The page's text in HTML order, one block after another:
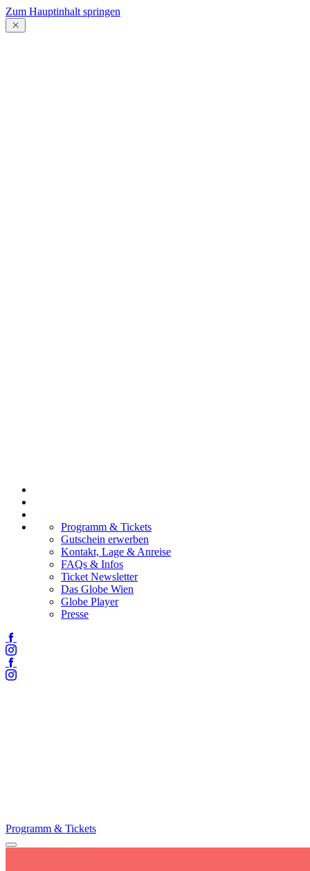
Zum Hauptinhalt springen
Menü
schließen
Programm & Tickets
Gutschein erwerben
Kontakt, Lage & Anreise
FAQs & Infos
Ticket Newsletter
Das Globe Wien
Globe Player
Presse
Facebook
Instagram
Facebook
Instagram
Programm & Tickets
Menü